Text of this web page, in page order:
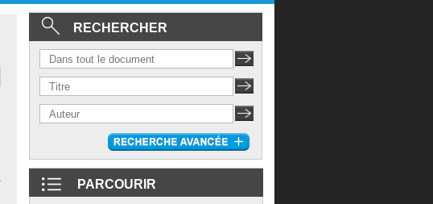
RECHERCHER
PARCOURIR